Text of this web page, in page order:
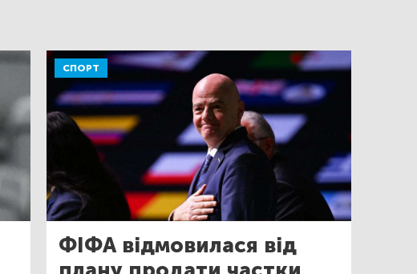
СПОРТ
ФІФА відмовилася від